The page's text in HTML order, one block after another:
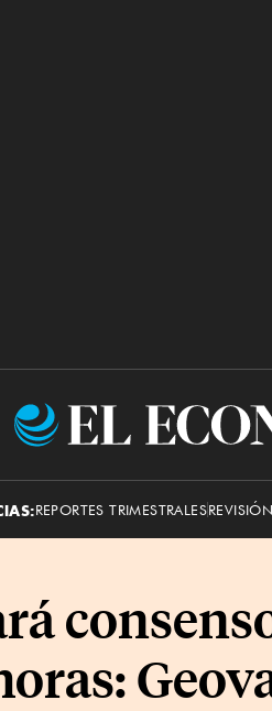
El
REPORTES TRIMESTRALES